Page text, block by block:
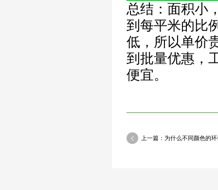
总结： 面积小
到每平米的比
低，所以单价
到批量优惠，
便宜。
上一篇：为什么不同颜色的